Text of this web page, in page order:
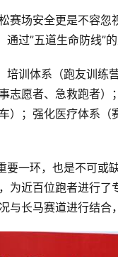
赛场安全更是不容
过”五道生命防线”
培训体系（跑友训
志愿者、急救跑者
）；强化医疗体系
要一环，也是不可
为近百位跑者进行
与长马赛道进行结合